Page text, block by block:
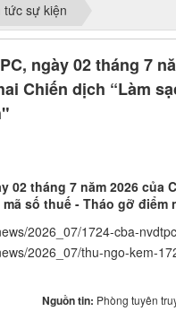
tức sự kiện
ngày 02 tháng 7
Chiến dịch “Làm
02 tháng 7 năm 2026 của
số thuế - Tháo gỡ
2026_07/1724-cba-
2026_07/thu-ngo-kem-
Nguồn tin: Phòng tuyên